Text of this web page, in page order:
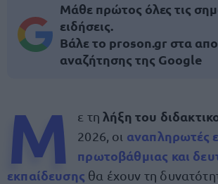
Μάθε πρώτος όλες τις
ειδήσεις.
Βάλε το proson.gr στα
αναζήτησης της Google
Μ ε τηλήξη του
2026, οι αναπληρωτές
πρωτοβάθμιας και
εκπαίδευσης θα έχουν τη